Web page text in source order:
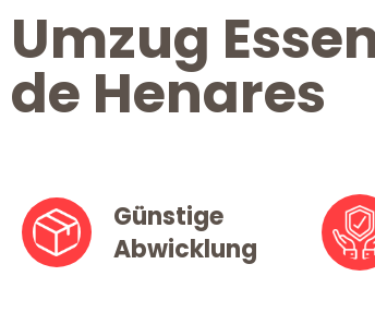
Umzug
de Henares
Günstige
Abwicklung